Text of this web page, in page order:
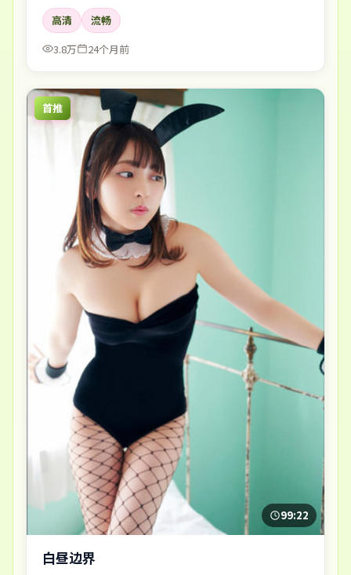
高清
流畅
3.8万
24个月前
首推
99:22
白昼边界